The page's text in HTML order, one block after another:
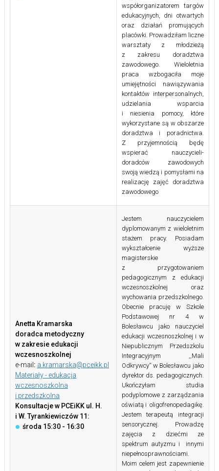
współorganizatorem targów
edukacyjnych, dni otwartych
oraz działań promujących
placówki. Prowadziłam liczne
warsztaty z młodzieżą
z zakresu doradztwa
zawodowego. Wieloletnia
praca wzbogaciła moje
umiejętności nawiązywania
kontaktów interpersonalnych,
udzielania wsparcia
i niesienia pomocy, które
wykorzystane są w obszarze
doradztwa i poradnictwa.
Z przyjemnością będę
wspierać nauczycieli-
doradców zawodowych
swoją wiedzą i pomysłami na
realizację zajęć doradztwa
zawodowego
Anetta Kramarska
doradca metodyczny
w zakresie edukacji
wczesnoszkolnej
e-mail : a.kramarska@pceikk.pl
Materiały - edukacja
wczesnoszkolna
i przedszkolna
Konsultacje w PCEiKK ul. H.
i W. Tyrankiewiczów 11:
środa 15:30 - 16:30
Jestem nauczycielem
dyplomowanym z wieloletnim
stażem pracy. Posiadam
wykształcenie wyższe
magisterskie
z przygotowaniem
pedagogicznym z edukacji
wczesnoszkolnej oraz
wychowania przedszkolnego.
Obecnie pracuję w Szkole
Podstawowej nr 4 w
Bolesławcu jako nauczyciel
edukacji wczesnoszkolnej i w
Niepublicznym Przedszkolu
Integracyjnym ,,Mali
Odkrywcy” w Bolesławcu jako
dyrektor ds. pedagogicznych.
Ukończyłam studia
podyplomowe z zarządzania
oświatą i oligofrenopedagikę.
Jestem terapeutą integracji
sensorycznej. Prowadzę
zajęcia z dziećmi ze
spektrum autyzmu i innymi
niepełnosprawnościami.
Moim celem jest zapewnienie